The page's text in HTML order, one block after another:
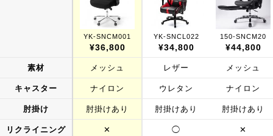
素材
キャスター
肘掛け
リクライニング
YK-SNCM001
¥36,800
メッシュ
ナイロン
肘掛けあり
✕
YK-SNCL022
¥34,800
レザー
ウレタン
肘掛けあり
◯
150-SNCM20
¥44,800
メッシュ
ナイロン
肘掛けあり
✕